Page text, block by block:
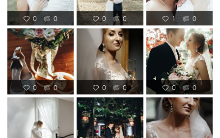
0 0 0 0 1 0
0 0 0 0 0 0